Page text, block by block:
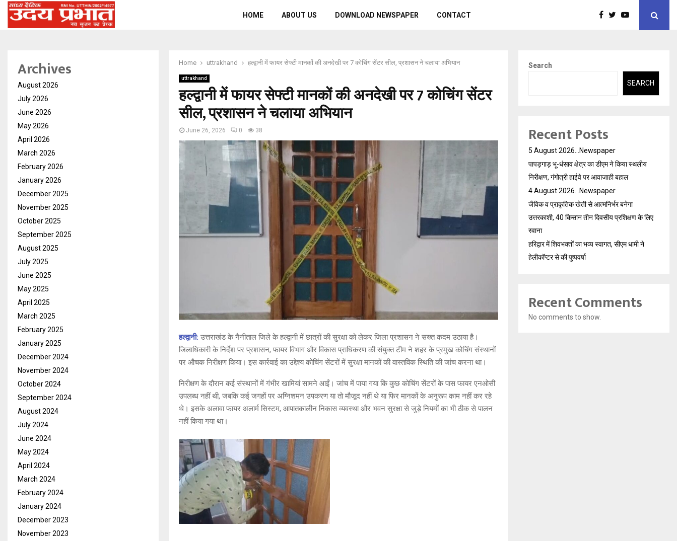
HOME ABOUT US DOWNLOAD NEWSPAPER CONTACT
Home uttrakhand हल्द्वानी में फायर सेफ्टी मानकों की अनदेखी पर 7 कोचिंग सेंटर सील, प्रशासन ने चलाया अभियान
uttrakhand
हल्द्वानी में फायर सेफ्टी मानकों की अनदेखी पर 7 कोचिंग सेंटर
सील, प्रशासन ने चलाया अभियान
June 26, 2026 0 38
हल्द्वानी: उत्तराखंड के नैनीताल जिले के हल्द्वानी में छात्रों की सुरक्षा को लेकर जिला प्रशासन ने सख्त कदम उठाया है।
जिलाधिकारी के निर्देश पर प्रशासन, फायर विभाग और विकास प्राधिकरण की संयुक्त टीम ने शहर के प्रमुख कोचिंग संस्थानों
पर औचक निरीक्षण किया। इस कार्रवाई का उद्देश्य कोचिंग सेंटरों में सुरक्षा मानकों की वास्तविक स्थिति की जांच करना था।
निरीक्षण के दौरान कई संस्थानों में गंभीर खामियां सामने आईं। जांच में पाया गया कि कुछ कोचिंग सेंटरों के पास फायर एनओसी
उपलब्ध नहीं थी, जबकि कई जगहों पर अग्निशमन उपकरण या तो मौजूद नहीं थे या फिर मानकों के अनुरूप काम नहीं कर रहे
थे। इसके अलावा फायर अलार्म सिस्टम, आपातकालीन निकास व्यवस्था और भवन सुरक्षा से जुड़े नियमों का भी ठीक से पालन
नहीं किया गया था।
Archives
August 2026
July 2026
June 2026
May 2026
April 2026
March 2026
February 2026
January 2026
December 2025
November 2025
October 2025
September 2025
August 2025
July 2025
June 2025
May 2025
April 2025
March 2025
February 2025
January 2025
December 2024
November 2024
October 2024
September 2024
August 2024
July 2024
June 2024
May 2024
April 2024
March 2024
February 2024
January 2024
December 2023
November 2023
Search
SEARCH
Recent Posts
5 August 2026…Newspaper
पापड़गाड़ भू-धंसाव क्षेत्र का डीएम ने किया स्थलीय
निरीक्षण, गंगोत्री हाईवे पर आवाजाही बहाल
4 August 2026…Newspaper
जैविक व प्राकृतिक खेती से आत्मनिर्भर बनेगा
उत्तरकाशी, 40 किसान तीन दिवसीय प्रशिक्षण के लिए
रवाना
हरिद्वार में शिवभक्तों का भव्य स्वागत, सीएम धामी ने
हेलीकॉप्टर से की पुष्पवर्षा
Recent Comments
No comments to show.